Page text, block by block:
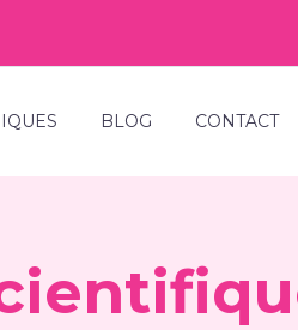
BLOG CONTACT